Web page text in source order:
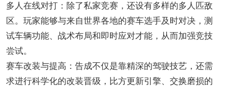
多人在线对打：除了私家竞赛，还设有多样的多人匹敌
区。玩家能够与来自世界各地的赛车选手及时对决，测
试车辆功能、战术布局和即时应对才能，从而加强竞技
尝试。
赛车改装与提高：告成不仅是靠精深的驾驶技艺，还需
求进行科学化的改装晋级，比方更新引擎、交换磨损的